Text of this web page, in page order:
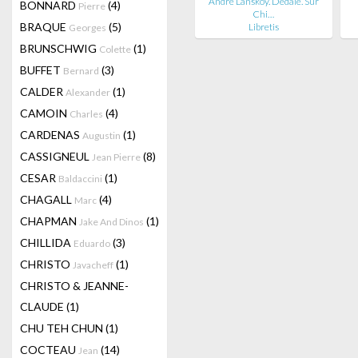
BONNARD Pierre (4)
BRAQUE Georges (5)
BRUNSCHWIG Colette (1)
BUFFET Bernard (3)
CALDER Alexander (1)
CAMOIN Charles (4)
CARDENAS Augustin (1)
CASSIGNEUL Jean Pierre (8)
CESAR Baldaccini (1)
CHAGALL Marc (4)
CHAPMAN Jake And Dinos (1)
CHILLIDA Eduardo (3)
CHRISTO Javacheff (1)
CHRISTO & JEANNE-
CLAUDE (1)
CHU TEH CHUN (1)
COCTEAU Jean (14)
Chi…
Libretis